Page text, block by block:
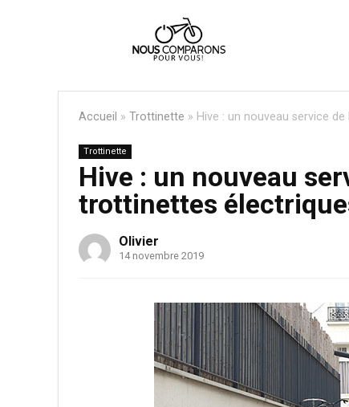
Accueil » Trottinette » Hive : un nouveau service
Trottinette
Hive : un nouveau
trottinettes
Olivier
14 novembre 2019